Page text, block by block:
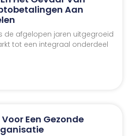
Aan
de afgelopen jaren uitgegroeid
tot een integraal onderdeel
Een Gezonde